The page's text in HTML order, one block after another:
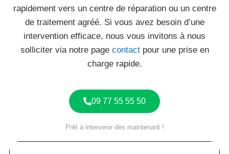
rapidement vers un centre de réparation ou un centre
de traitement agréé. Si vous avez besoin d’une
intervention efficace, nous vous invitons à nous
solliciter via notre page contactpour une prise en
charge rapide.
09 77 55 55 50
Prêt à intervenir dès maintenant !